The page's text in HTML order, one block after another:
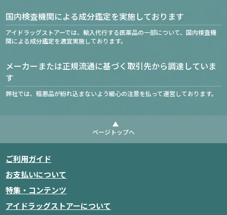
国内検査機関による成分鑑定を実施しております
アイドラッグストアーでは、輸入代行する医薬品の一部について、国内検査機
関による成分鑑定を適宜実施しております。
メーカーまたは正規流通に基づく取引先から調達していま
す
弊社では、粗悪品が紛れ込まないよう細心の注意を払って運営しております。
ページトップへ
ご利用ガイド
お支払いについて
特集・コンテンツ
アイドラッグストアーについて